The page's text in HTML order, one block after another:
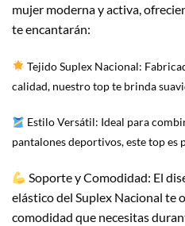
mujer moderna y activa,
te encantarán:
Tejido Suplex Nacional:
calidad, nuestro top te brinda
Estilo Versátil: Ideal para
pantalones deportivos, este top
Soporte y Comodidad: El
elástico del Suplex Nacional te
comodidad que necesitas